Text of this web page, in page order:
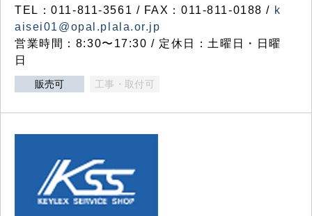
TEL：011-811-3561 / FAX：011-811-0188 / k
aisei01@opal.plala.or.jp
営業時間：8:30〜17:30 / 定休日：土曜日・日曜
日
販売可 工事・取付可